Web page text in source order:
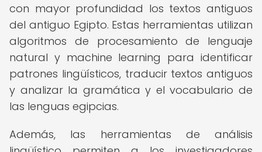
con mayor profundidad los textos antiguos
del antiguo Egipto. Estas herramientas utilizan
algoritmos de procesamiento de lenguaje
natural y machine learning para identificar
patrones lingüísticos, traducir textos antiguos
y analizar la gramática y el vocabulario de
las lenguas egipcias.
Además, las herramientas de análisis